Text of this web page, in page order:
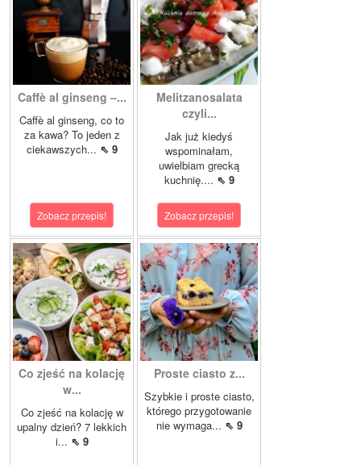
Caffè al ginseng –...
Caffè al ginseng, co to
za kawa? To jeden z
ciekawszych... ⇖ 9
Zobacz przepis!
Melitzanosalata
czyli...
Jak już kiedyś
wspominałam,
uwielbiam grecką
kuchnię.... ⇖ 9
Zobacz przepis!
Co zjeść na kolację
w...
Co zjeść na kolację w
upalny dzień? 7 lekkich
i... ⇖ 9
Proste ciasto z...
Szybkie i proste ciasto,
którego przygotowanie
nie wymaga... ⇖ 9